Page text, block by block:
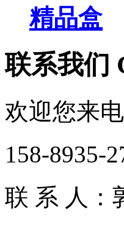
精品盒
联系我们
欢迎您来
158-8935-
联 系 人：